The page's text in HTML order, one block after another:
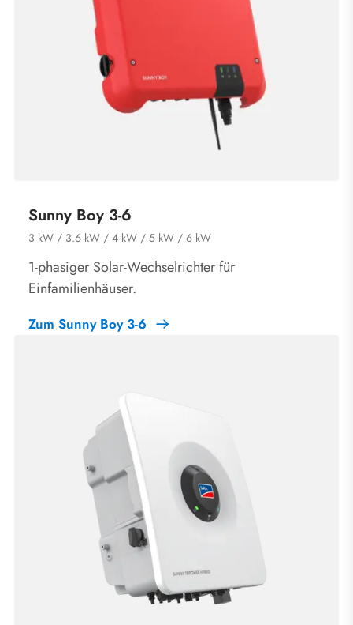
Sunny Boy 3-6
3 kW / 3.6 kW / 4 kW / 5 kW / 6 kW
1-phasiger Solar-Wechselrichter für
Einfamilienhäuser.
Zum Sunny Boy 3-6